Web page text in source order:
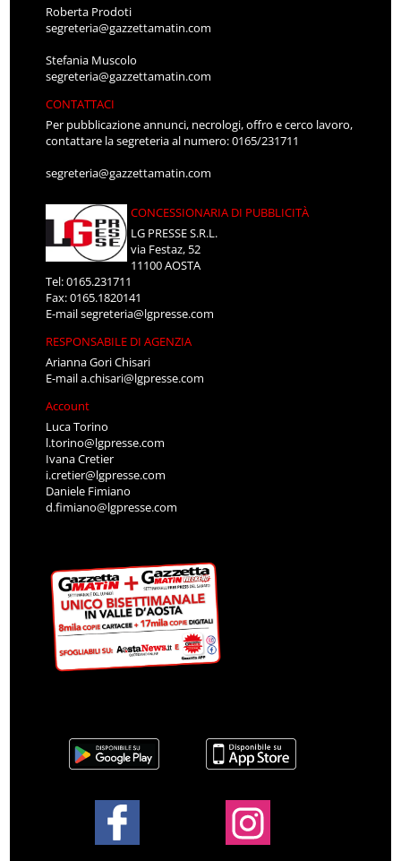
Roberta Prodoti
segreteria@gazzettamatin.com
Stefania Muscolo
segreteria@gazzettamatin.com
CONTATTACI
Per pubblicazione annunci, necrologi, offro e cerco lavoro,
contattare la segreteria al numero: 0165/231711
segreteria@gazzettamatin.com
CONCESSIONARIA DI PUBBLICITÀ
LG PRESSE S.R.L.
via Festaz, 52
11100 AOSTA
Tel: 0165.231711
Fax: 0165.1820141
E-mailsegreteria@lgpresse.com
RESPONSABILE DI AGENZIA
Arianna Gori Chisari
E-maila.chisari@lgpresse.com
Account
Luca Torino
l.torino@lgpresse.com
Ivana Cretier
i.cretier@lgpresse.com
Daniele Fimiano
d.fimiano@lgpresse.com